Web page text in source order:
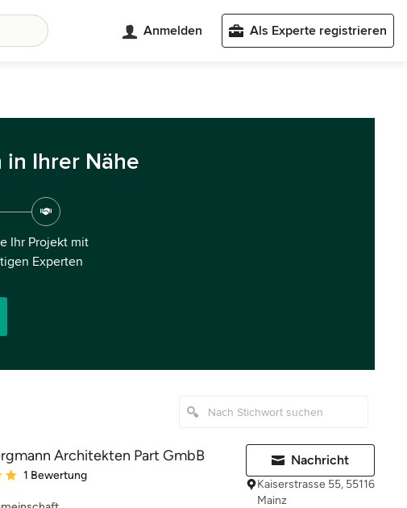
Anmelden Als Experte registrieren
in Ihrer Nähe
Ihr Projekt mit
Experten
Architekten Part GmbB
Bewertung: 5 von 5 Sternen
1 Bewertung
Nachricht
Kaiserstrasse 55, 55116
Mainz